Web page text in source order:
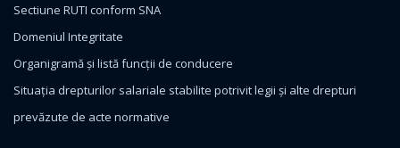
Sectiune RUTI conform SNA
Domeniul Integritate
Organigramă și listă funcții de conducere
Situația drepturilor salariale stabilite potrivit legii și alte drepturi
prevăzute de acte normative